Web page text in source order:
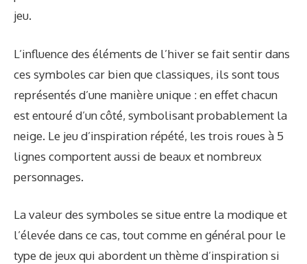
jeu.
L’influence des éléments de l’hiver se fait sentir dans
ces symboles car bien que classiques, ils sont tous
représentés d’une manière unique : en effet chacun
est entouré d’un côté, symbolisant probablement la
neige. Le jeu d’inspiration répété, les trois roues à 5
lignes comportent aussi de beaux et nombreux
personnages.
La valeur des symboles se situe entre la modique et
l’élevée dans ce cas, tout comme en général pour le
type de jeux qui abordent un thème d’inspiration si